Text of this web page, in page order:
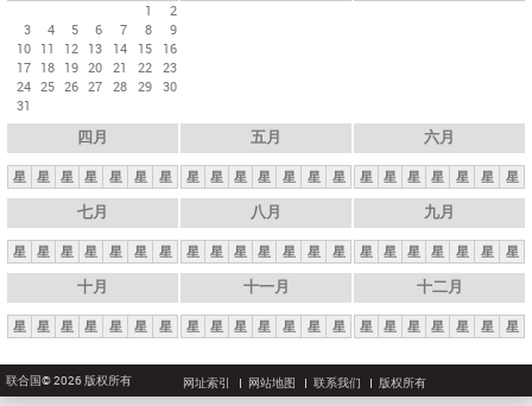
1
2
3
4 5 6 7 8
9
10 11 12 13 14 15
16
17 18 19 20 21 22 23
24 25 26 27 28 29 30
31
四月
星 星 星 星 星 星 星
五月
星 星 星 星 星 星 星
六月
星 星 星 星 星 星 星
七月
星 星 星 星 星 星 星
八月
星 星 星 星 星 星 星
九月
星 星 星 星 星 星 星
十月
星 星 星 星 星 星 星
十一月
星 星 星 星 星 星 星
十二月
星 星 星 星 星 星 星
联合国© 2026 版权所有 网址索引 网站地图 联系我们 版权所有